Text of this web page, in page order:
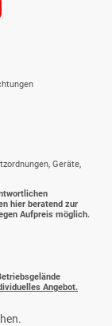
Geräte,
hier beratend zur
Aufpreis möglich.
Angebot.